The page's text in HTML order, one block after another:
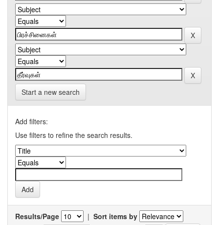
Start a new search
Add filters:
Use filters to refine the search results.
Results/Page | Sort items by